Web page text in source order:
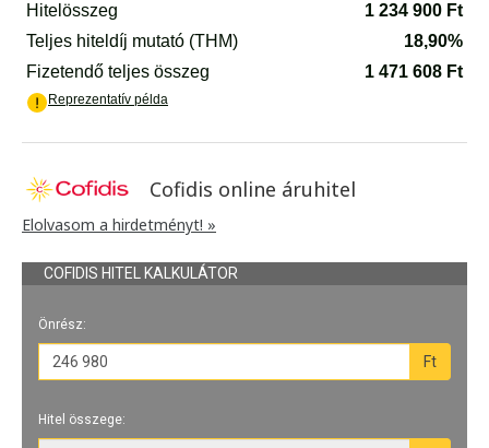
Cofidis online áruhitel
Elolvasom a hirdetményt! »